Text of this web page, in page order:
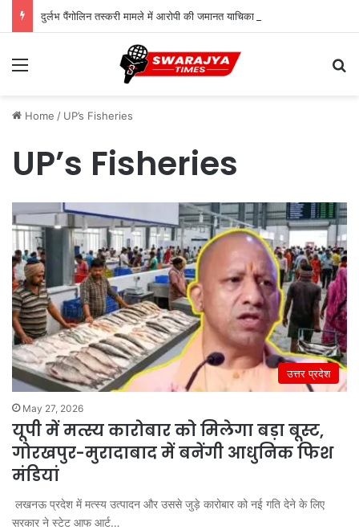
दुर्लभ पैंगोलिन तस्करी मामले में आरोपी की जमानत याचिका खारिज
Menu
Home / UP’s Fisheries
UP’s Fisheries
उत्तर प्रदेश
May 27, 2026
यूपी में मत्स्य कारोबार को मिलेगा बड़ा बूस्ट,
गोरखपुर-मुरादाबाद में बनेंगी आधुनिक फिश
मंडियां
लखनऊ प्रदेश में मत्स्य उत्पादन और उससे जुड़े कारोबार को नई गति देने के लिए
सरकार ने स्टेट आफ आर्ट…